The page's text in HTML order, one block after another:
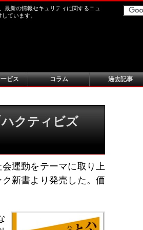
最新の情報セキュリティに関するニュ
ています。
ビス コラム 過去記事
ハクティビズ
運動をテーマに取り上
新書より発売した。価